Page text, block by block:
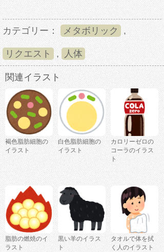
カテゴリー： メタボリック ,
リクエスト , 人体
関連イラスト
褐色脂肪細胞の
イラスト
白色脂肪細胞の
イラスト
カロリーゼロの
コーラのイラス
ト
脂肪の燃焼のイ
ラスト
黒い羊のイラス
ト
タオルで体を拭
く人のイラスト